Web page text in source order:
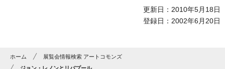
更新日：2010年5月18日
登録日：2002年6月20日
ホーム
展覧会情報検索 アートコモンズ